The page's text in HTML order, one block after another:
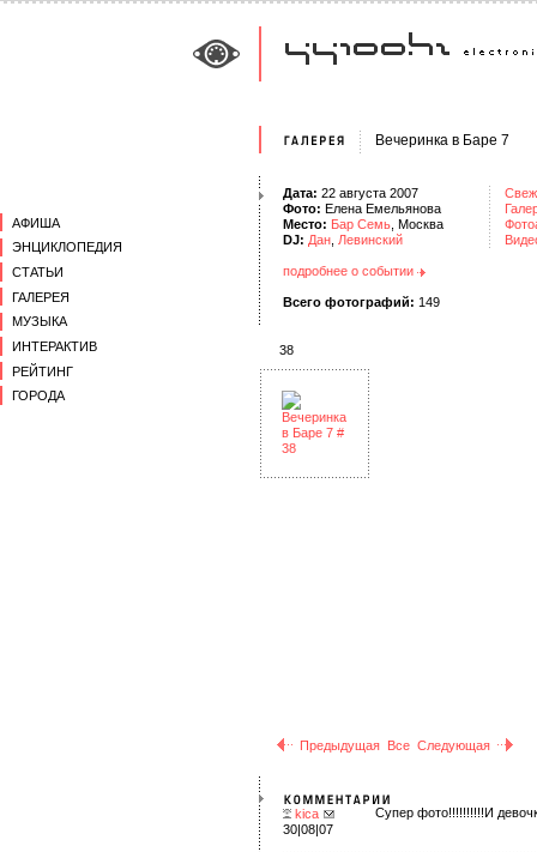
АФИША
ЭНЦИКЛОПЕДИЯ
СТАТЬИ
ГАЛЕРЕЯ
МУЗЫКА
ИНТЕРАКТИВ
РЕЙТИНГ
ГОРОДА
Вечеринка в Баре 7
Дата: 22 августа 2007
Фото: Елена Емельянова
Место: Бар Семь , Москва
DJ: Дан Левинский
подробнее о событии
Всего фотографий: 149
38
Предыдущая Все Следующая
kica
30|08|07
Супер фото!!!!!!!!!!И